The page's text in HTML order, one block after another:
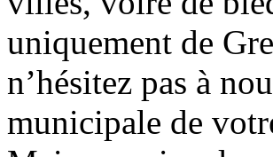
uniquement de
n’hésitez pas à
municipale de